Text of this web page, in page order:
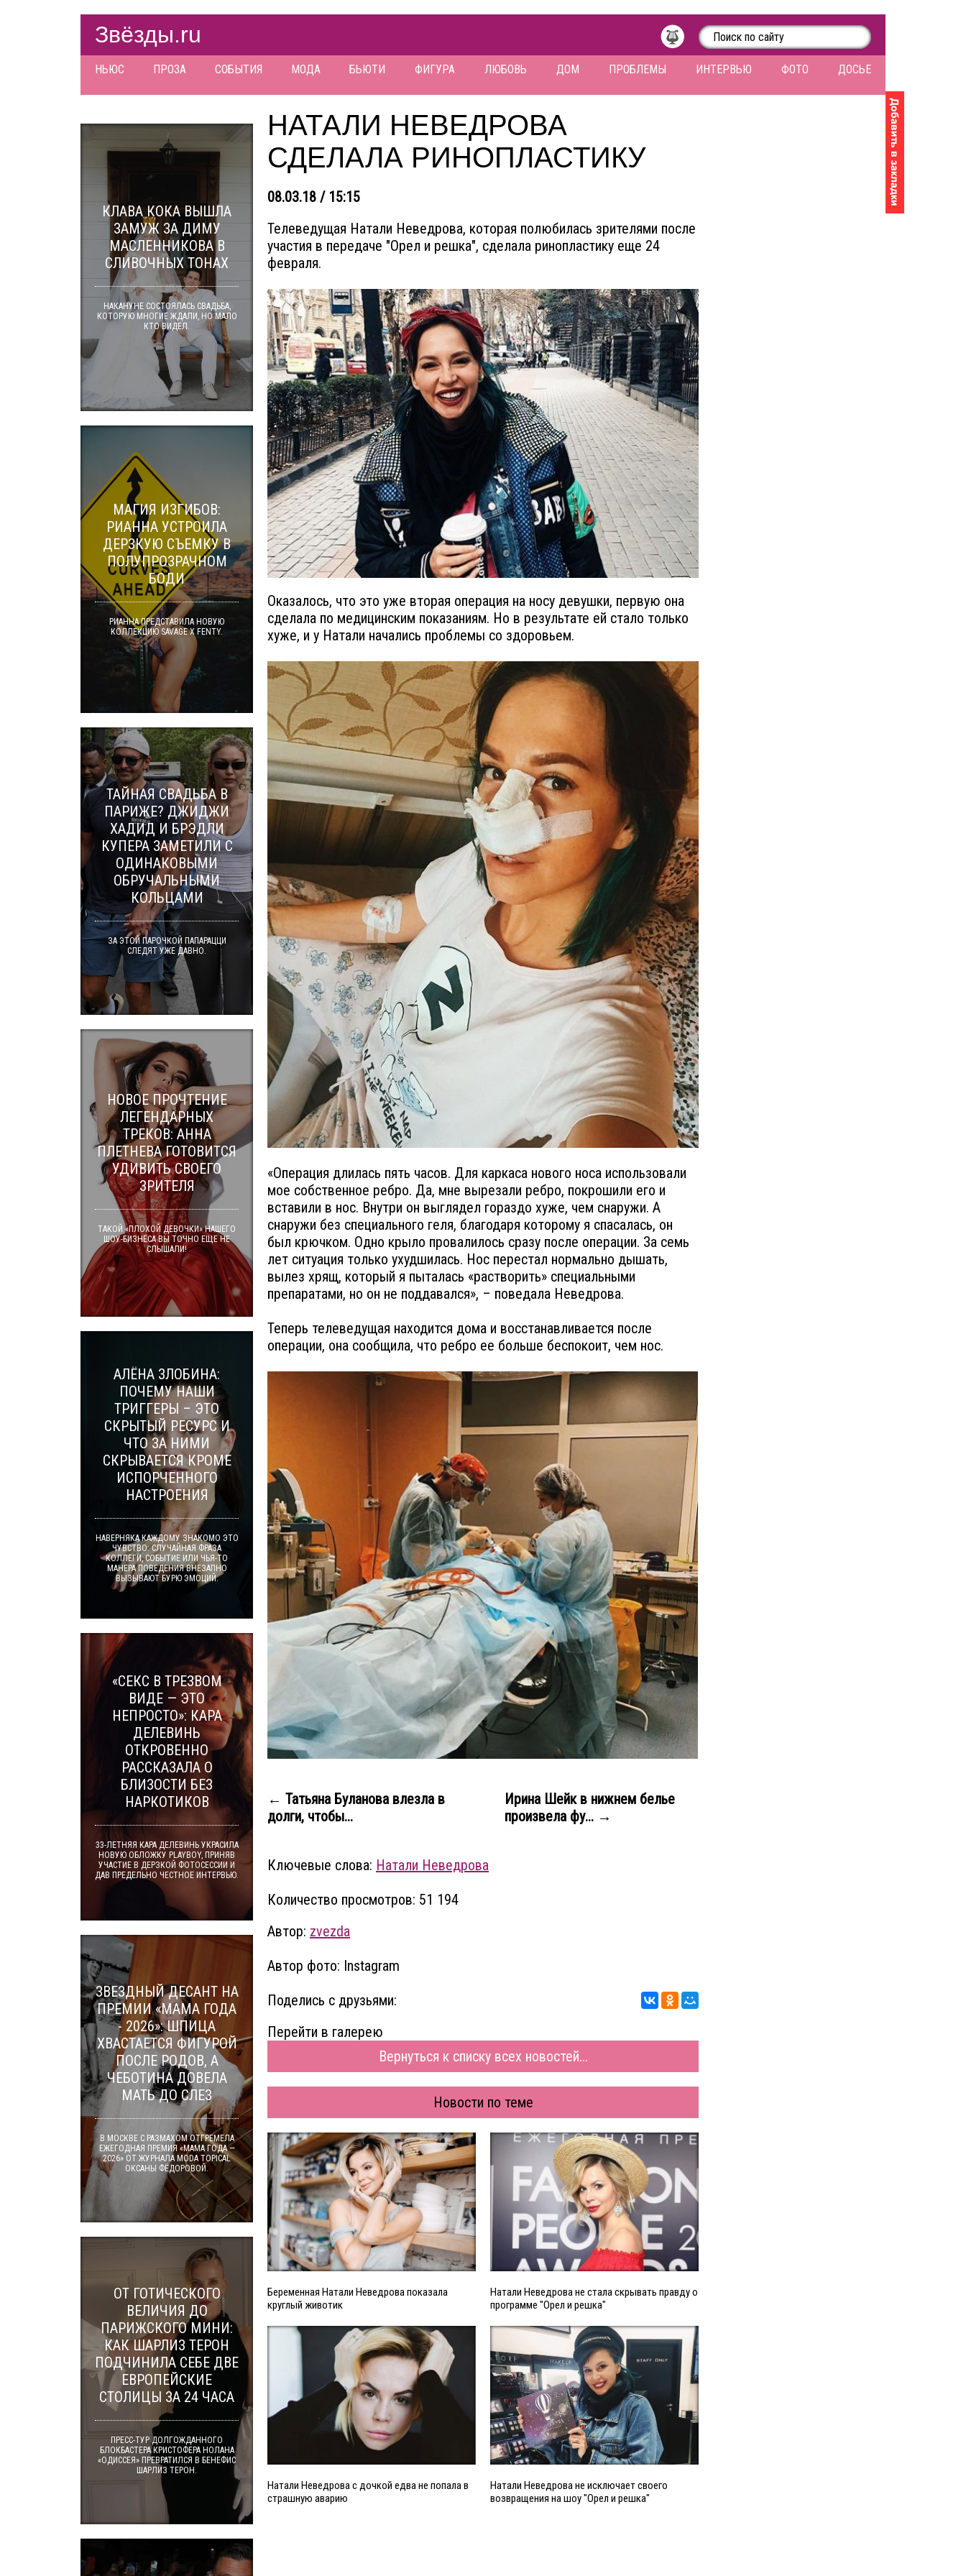
Звёзды.ru
НЬЮС ПРОЗА СОБЫТИЯ МОДА БЬЮТИ ФИГУРА ЛЮБОВЬ ДОМ ПРОБЛЕМЫ ИНТЕРВЬЮ ФОТО ДОСЬЕ
НАТАЛИ НЕВЕДРОВА
СДЕЛАЛА РИНОПЛАСТИКУ
08.03.18 / 15:15
Телеведущая Натали Неведрова, которая полюбилась зрителями после
участия в передаче "Орел и решка", сделала ринопластику еще 24
февраля.
Оказалось, что это уже вторая операция на носу девушки, первую она
сделала по медицинским показаниям. Но в результате ей стало только
хуже, и у Натали начались проблемы со здоровьем.
«Операция длилась пять часов. Для каркаса нового носа использовали
мое собственное ребро. Да, мне вырезали ребро, покрошили его и
вставили в нос. Внутри он выглядел гораздо хуже, чем снаружи. А
снаружи без специального геля, благодаря которому я спасалась, он
был крючком. Одно крыло провалилось сразу после операции. За семь
лет ситуация только ухудшилась. Нос перестал нормально дышать,
вылез хрящ, который я пыталась «растворить» специальными
препаратами, но он не поддавался», – поведала Неведрова.
Теперь телеведущая находится дома и восстанавливается после
операции, она сообщила, что ребро ее больше беспокоит, чем нос.
← Татьяна Буланова влезла в
долги, чтобы...
Ирина Шейк в нижнем белье
произвела фу... →
Ключевые слова: Натали Неведрова
Количество просмотров: 51 194
Автор: zvezda
Автор фото: Instagram
Поделись с друзьями:
Перейти в галерею
Вернуться к списку всех новостей...
Новости по теме
Беременная Натали Неведрова показала
круглый животик
Натали Неведрова не стала скрывать правду о
программе "Орел и решка"
Натали Неведрова с дочкой едва не попала в
страшную аварию
Натали Неведрова не исключает своего
возвращения на шоу "Орел и решка"
КЛАВА КОКА ВЫШЛА
ЗАМУЖ ЗА ДИМУ
МАСЛЕННИКОВА В
СЛИВОЧНЫХ ТОНАХ
НАКАНУНЕ СОСТОЯЛАСЬ СВАДЬБА,
КОТОРУЮ МНОГИЕ ЖДАЛИ, НО МАЛО
КТО ВИДЕЛ.
МАГИЯ ИЗГИБОВ:
РИАННА УСТРОИЛА
ДЕРЗКУЮ СЪЕМКУ В
ПОЛУПРОЗРАЧНОМ
БОДИ
РИАННА ПРЕДСТАВИЛА НОВУЮ
КОЛЛЕКЦИЮ SAVAGE X FENTY.
ТАЙНАЯ СВАДЬБА В
ПАРИЖЕ? ДЖИДЖИ
ХАДИД И БРЭДЛИ
КУПЕРА ЗАМЕТИЛИ С
ОДИНАКОВЫМИ
ОБРУЧАЛЬНЫМИ
КОЛЬЦАМИ
ЗА ЭТОЙ ПАРОЧКОЙ ПАПАРАЦЦИ
СЛЕДЯТ УЖЕ ДАВНО.
НОВОЕ ПРОЧТЕНИЕ
ЛЕГЕНДАРНЫХ
ТРЕКОВ: АННА
ПЛЕТНЕВА ГОТОВИТСЯ
УДИВИТЬ СВОЕГО
ЗРИТЕЛЯ
ТАКОЙ «ПЛОХОЙ ДЕВОЧКИ» НАШЕГО
ШОУ-БИЗНЕСА ВЫ ТОЧНО ЕЩЕ НЕ
СЛЫШАЛИ!
АЛЁНА ЗЛОБИНА:
ПОЧЕМУ НАШИ
ТРИГГЕРЫ – ЭТО
СКРЫТЫЙ РЕСУРС И
ЧТО ЗА НИМИ
СКРЫВАЕТСЯ КРОМЕ
ИСПОРЧЕННОГО
НАСТРОЕНИЯ
НАВЕРНЯКА КАЖДОМУ ЗНАКОМО ЭТО
ЧУВСТВО: СЛУЧАЙНАЯ ФРАЗА
КОЛЛЕГИ, СОБЫТИЕ ИЛИ ЧЬЯ-ТО
МАНЕРА ПОВЕДЕНИЯ ВНЕЗАПНО
ВЫЗЫВАЮТ БУРЮ ЭМОЦИЙ.
«СЕКС В ТРЕЗВОМ
ВИДЕ — ЭТО
НЕПРОСТО»: КАРА
ДЕЛЕВИНЬ
ОТКРОВЕННО
РАССКАЗАЛА О
БЛИЗОСТИ БЕЗ
НАРКОТИКОВ
33-ЛЕТНЯЯ КАРА ДЕЛЕВИНЬ УКРАСИЛА
НОВУЮ ОБЛОЖКУ PLAYBOY, ПРИНЯВ
УЧАСТИЕ В ДЕРЗКОЙ ФОТОСЕССИИ И
ДАВ ПРЕДЕЛЬНО ЧЕСТНОЕ ИНТЕРВЬЮ.
ЗВЕЗДНЫЙ ДЕСАНТ НА
ПРЕМИИ «МАМА ГОДА
- 2026»: ШПИЦА
ХВАСТАЕТСЯ ФИГУРОЙ
ПОСЛЕ РОДОВ, А
ЧЕБОТИНА ДОВЕЛА
МАТЬ ДО СЛЕЗ
В МОСКВЕ С РАЗМАХОМ ОТГРЕМЕЛА
ЕЖЕГОДНАЯ ПРЕМИЯ «МАМА ГОДА —
2026» ОТ ЖУРНАЛА MODA TOPICAL
ОКСАНЫ ФЁДОРОВОЙ.
ОТ ГОТИЧЕСКОГО
ВЕЛИЧИЯ ДО
ПАРИЖСКОГО МИНИ:
КАК ШАРЛИЗ ТЕРОН
ПОДЧИНИЛА СЕБЕ ДВЕ
ЕВРОПЕЙСКИЕ
СТОЛИЦЫ ЗА 24 ЧАСА
ПРЕСС-ТУР ДОЛГОЖДАННОГО
БЛОКБАСТЕРА КРИСТОФЕРА НОЛАНА
«ОДИССЕЯ» ПРЕВРАТИЛСЯ В БЕНЕФИС
ШАРЛИЗ ТЕРОН.